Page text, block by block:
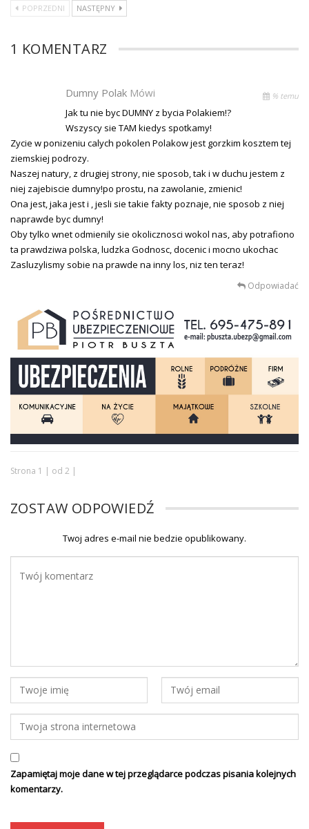
POPRZEDNI NASTĘPNY
1 KOMENTARZ
Dumny Polak Mówi % temu
Jak tu nie byc DUMNY z bycia Polakiem!?
Wszyscy sie TAM kiedys spotkamy!
Zycie w ponizeniu calych pokolen Polakow jest gorzkim kosztem tej
ziemskiej podrozy.
Naszej natury, z drugiej strony, nie sposob, tak i w duchu jestem z
niej zajebiscie dumny!po prostu, na zawolanie, zmienic!
Ona jest, jaka jest i , jesli sie takie fakty poznaje, nie sposob z niej
naprawde byc dumny!
Oby tylko wnet odmienily sie okolicznosci wokol nas, aby potrafiono
ta prawdziwa polska, ludzka Godnosc, docenic i mocno ukochac
Zasluzylismy sobie na prawde na inny los, niz ten teraz!
Odpowiadać
Strona 1 | od 2 |
ZOSTAW ODPOWIEDŹ
Twoj adres e-mail nie bedzie opublikowany.
Zapamiętaj moje dane w tej przeglądarce podczas pisania kolejnych
komentarzy.